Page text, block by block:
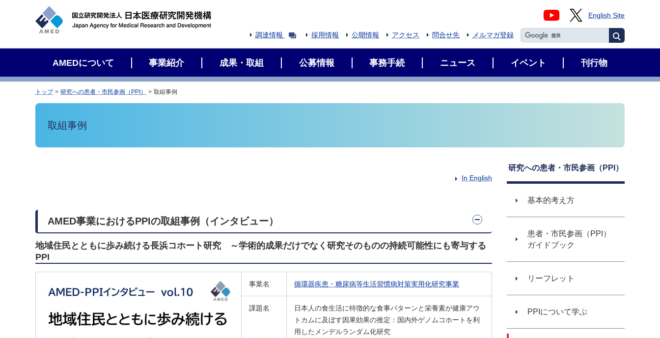
English Site
調達情報 採用情報 公開情報 アクセス 問合せ先 メルマガ登録
AMEDについて 事業紹介 成果・取組 公募情報 事務手続 ニュース イベント 刊行物
トップ 研究への患者・市民参画（PPI） 取組事例
取組事例
In English
AMED事業におけるPPIの取組事例（インタビュー）
地域住民とともに歩み続ける長浜コホート研究
～学術的成果だけでなく研究そのものの持続可能性にも寄与する
PPI
事業名 循環器疾患・糖尿病等生活習慣病対策実用化研究事業
課題名
日本人の食生活に特徴的な食事パターンと栄養素が健康アウ
トカムに及ぼす因果効果の推定：国内外ゲノムコホートを利
用したメンデルランダム化研究
研究への患者・市民参画（PPI）
基本的考え方
患者・市民参画（PPI）
ガイドブック
リーフレット
PPIについて学ぶ